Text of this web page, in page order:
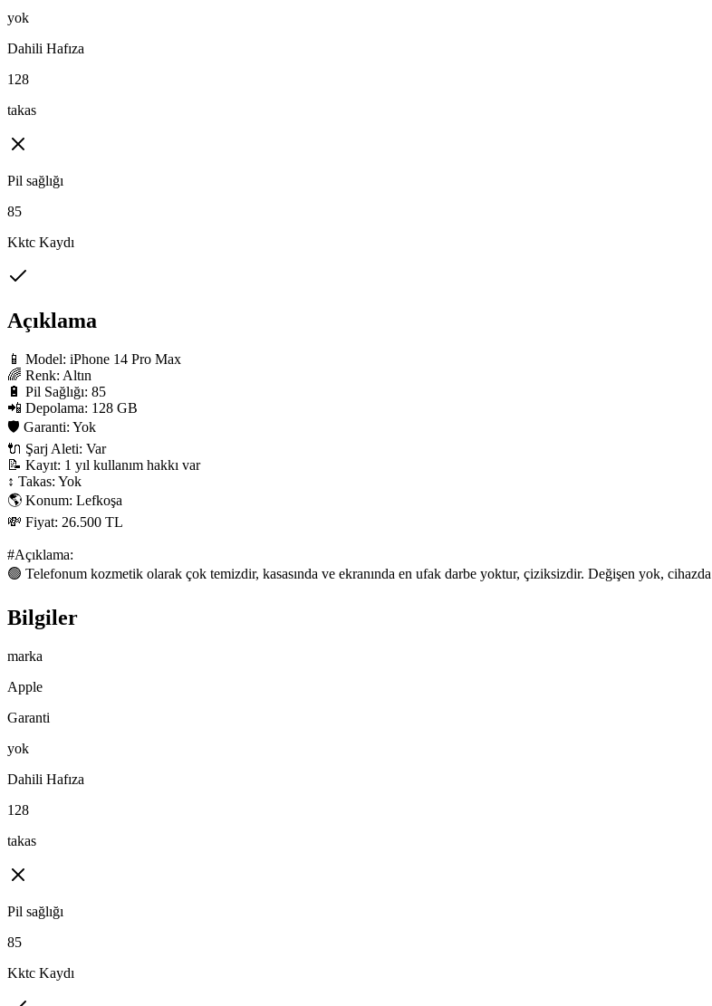
yok
Dahili Hafıza
128
takas
Pil sağlığı
85
Kktc Kaydı
Açıklama
📱 Model: iPhone 14 Pro Max
🌈 Renk: Altın
🔋 Pil Sağlığı: 85
📲 Depolama: 128 GB
🛡 Garanti: Yok
🔌 Şarj Aleti: Var
📝 Kayıt: 1 yıl kullanım hakkı var
↕️ Takas: Yok
🌎 Konum: Lefkoşa
💸 Fiyat: 26.500 TL
#Açıklama:
🟢 Telefonum kozmetik olarak çok temizdir, kasasında ve ekranında en ufak darbe yoktur, çiziksizdir. Değişen yok,
Bilgiler
marka
Apple
Garanti
yok
Dahili Hafıza
128
takas
Pil sağlığı
85
Kktc Kaydı